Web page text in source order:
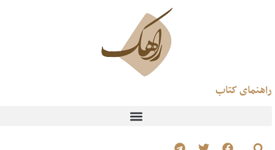
راهنمای کتاب